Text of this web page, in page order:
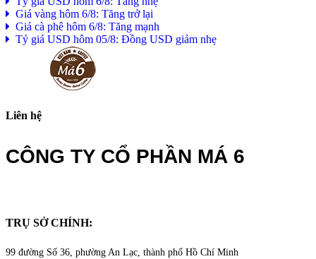
Giá vàng hôm 6/8: Tăng trở lại
Giá cà phê hôm 6/8: Tăng mạnh
Tỷ giá USD hôm 05/8: Đồng USD giảm nhẹ
Liên hệ
CÔNG TY CỔ PHẦN MÁ 6
TRỤ SỞ CHÍNH:
99 đường Số 36, phường An Lạc, thành phố Hồ Chí Minh